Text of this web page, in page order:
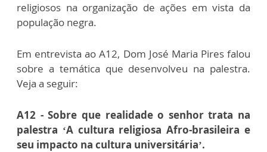
religiosos na organização de ações em vista da
população negra.
Em entrevista ao A12, Dom José Maria Pires falou
sobre a temática que desenvolveu na palestra.
Veja a seguir:
A12 - Sobre que realidade o senhor trata na
palestra ‘A cultura religiosa Afro-brasileira e
seu impacto na cultura universitária’.